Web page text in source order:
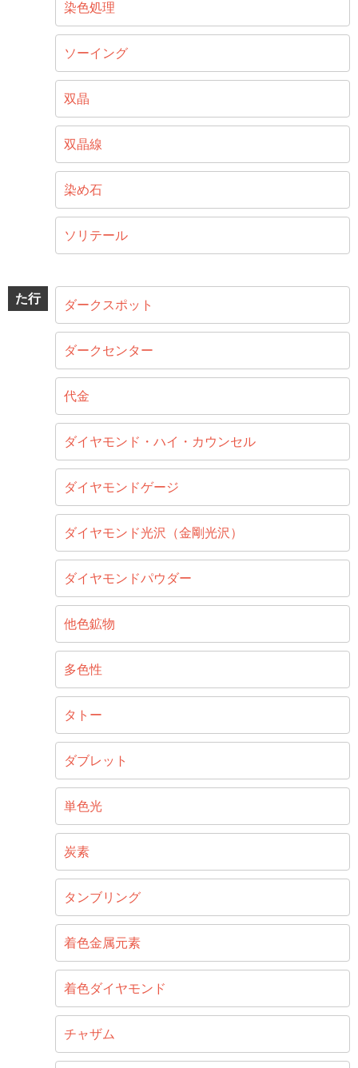
染色処理
ソーイング
双晶
双晶線
染め石
ソリテール
た行 ダークスポット
ダークセンター
代金
ダイヤモンド・ハイ・カウンセル
ダイヤモンドゲージ
ダイヤモンド光沢（金剛光沢）
ダイヤモンドパウダー
他色鉱物
多色性
タトー
ダブレット
単色光
炭素
タンブリング
着色金属元素
着色ダイヤモンド
チャザム